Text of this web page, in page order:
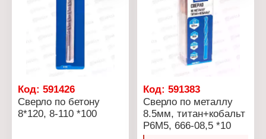
Угол заточки: 118
Код: 591426
Сверло по бетону
8*120, 8-110 *100
Код:591383
Сверло по металлу
8.5мм, титан+кобальт
Р6М5, 666-08,5 *10